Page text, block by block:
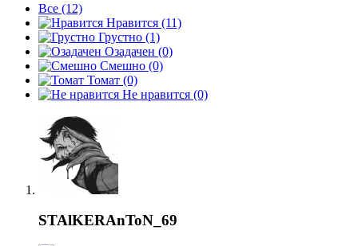
Все (12)
Нравится (11)
Грустно (1)
Озадачен (0)
Смешно (0)
Томат (0)
Не нравится (0)
STAlKERAnToN_69